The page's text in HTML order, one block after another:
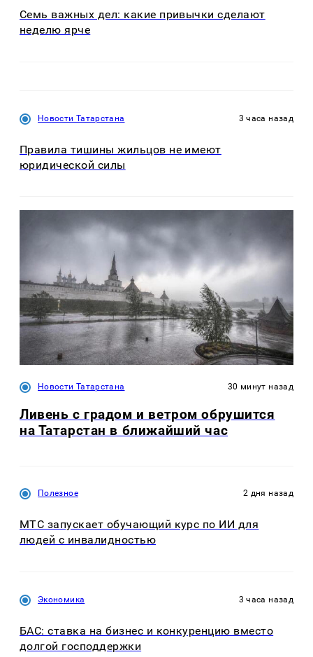
Семь важных дел: какие привычки сделают
неделю ярче
Новости Татарстана 3 часа назад
Правила тишины жильцов не имеют
юридической силы
Новости Татарстана 30 минут назад
Ливень с градом и ветром обрушится
на Татарстан в ближайший час
Полезное 2 дня назад
МТС запускает обучающий курс по ИИ для
людей с инвалидностью
Экономика 3 часа назад
БАС: ставка на бизнес и конкуренцию вместо
долгой господдержки